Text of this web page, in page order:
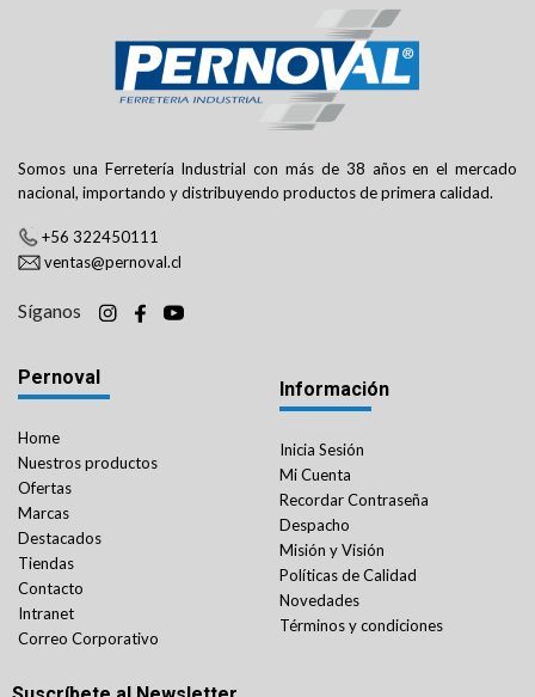
Somos una Ferretería Industrial con más de 38 años en el mercado
nacional, importando y distribuyendo productos de primera calidad.
+56 322450111
ventas@pernoval.cl
Síganos
Pernoval
Home
Nuestros productos
Ofertas
Marcas
Destacados
Tiendas
Contacto
Intranet
Correo Corporativo
Información
Inicia Sesión
Mi Cuenta
Recordar Contraseña
Despacho
Misión y Visión
Políticas de Calidad
Novedades
Términos y condiciones